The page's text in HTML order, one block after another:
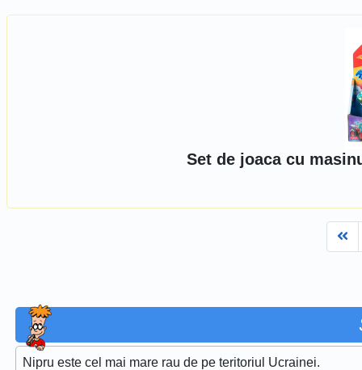
Set de joaca cu
Nipru este cel mai mare rau de pe teritoriul Ucrainei.